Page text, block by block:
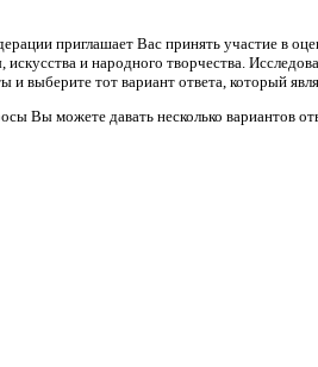
приглашает Вас принять участие в
и народного творчества.
и выберите тот вариант ответа, который
Вы можете давать несколько вариантов